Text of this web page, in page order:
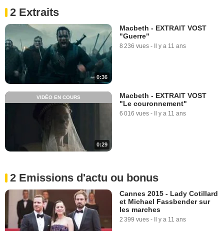
2 Extraits
0:36
Macbeth - EXTRAIT VOST
"Guerre"
8 236 vues - Il y a 11 ans
0:29
VIDÉO EN COURS
Macbeth - EXTRAIT VOST
"Le couronnement"
6 016 vues - Il y a 11 ans
2 Emissions d'actu ou bonus
Cannes 2015 - Lady Cotillard
et Michael Fassbender sur
les marches
2 399 vues - Il y a 11 ans